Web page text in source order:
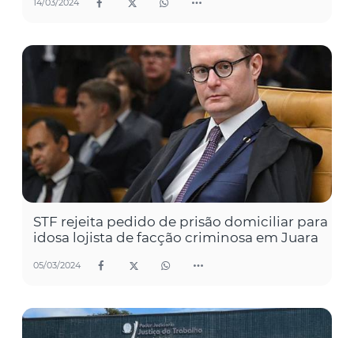
STF rejeita pedido de prisão domiciliar para
idosa lojista de facção criminosa em Juara
05/03/2024